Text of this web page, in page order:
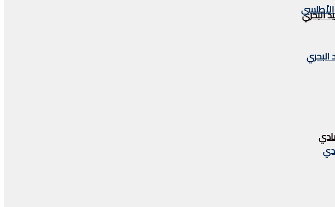
البحري
الأطلسي